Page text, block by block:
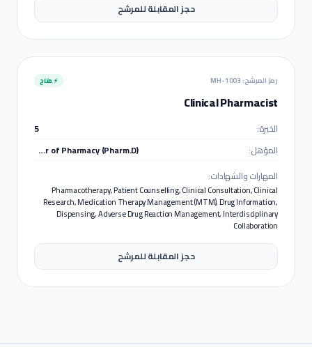
حجز المقابلة للمرشح
رمز المرشح:MH-1003 ⚡ متاح
Clinical Pharmacist
الخبرة:
5
المؤهل:
Doctor of Pharmacy (Pharm.D)
المهارات والشهادات:
Pharmacotherapy, Patient Counselling, Clinical Consultation, Clinical
Research, Medication Therapy Management (MTM), Drug Information,
Dispensing, Adverse Drug Reaction Management, Interdisciplinary
Collaboration
حجز المقابلة للمرشح